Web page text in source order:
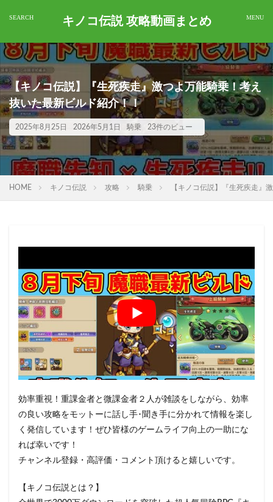
キノコ伝説 攻略動画まとめ
【キノコ伝説】『生死疾走』激つよ万能騎乗！考え
抜いた最新ビルド紹介！！
2025年8月25日 2026年5月1日 騎乗 23件のビュー
HOME キノコ伝説 攻略 騎乗 【キノコ伝説】『生死疾走』
効率重視！重課金者と微課金者２人が雑談をしながら、効率
の良い攻略をモットーに話し手･聞き手に分かれて情報を楽し
く発信しています！ぜひ皆様のゲームライフ向上の一助にな
れば幸いです！
チャンネル登録・高評価・コメント頂けると嬉しいです。
【キノコ伝説とは？】